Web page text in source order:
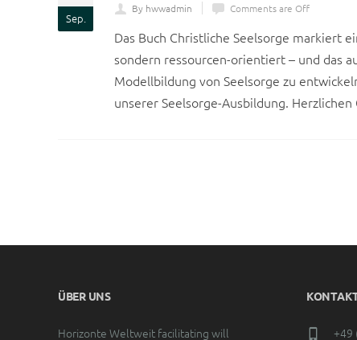
Sep.
By hwwadmin Comments are Off
Das Buch Christliche Seelsorge markiert
sondern ressourcen-orientiert – und das
Modellbildung von Seelsorge zu
unserer Seelsorge-Ausbildung.
ÜBER UNS
Horizonte Weltweit facilitating will +49